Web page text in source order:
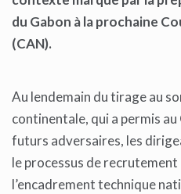
du Gabon à la prochaine
(CAN).
Au lendemain du tirage au
continentale, qui a permis
futurs adversaires, les
le processus de
l’encadrement technique